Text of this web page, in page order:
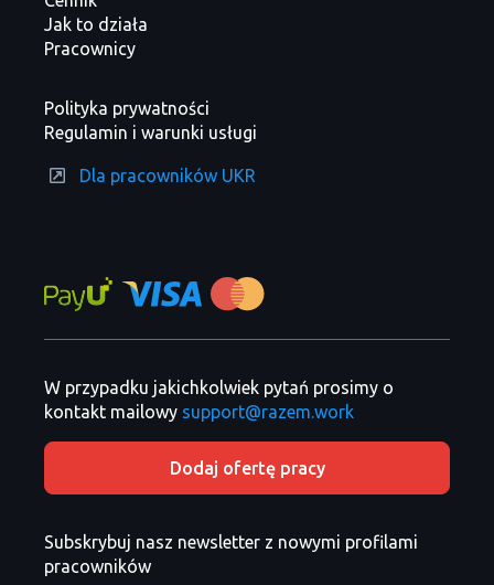
Jak to działa
Pracownicy
Polityka prywatności
Regulamin i warunki usługi
Dla pracowników UKR
W przypadku jakichkolwiek pytań prosimy o
kontakt mailowy support@razem.work
Dodaj ofertę pracy
Subskrybuj nasz newsletter z nowymi profilami
pracowników